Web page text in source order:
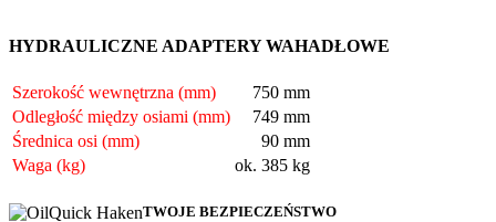
HYDRAULICZNE ADAPTERY WAHADŁOWE
Szerokość wewnętrzna (mm)
750 mm
Odległość między osiami (mm)
749 mm
Średnica osi (mm)
90 mm
Waga (kg)
ok. 385 kg
TWOJE BEZPIECZEŃSTWO